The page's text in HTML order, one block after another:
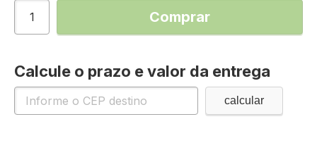
Comprar
Calcule o prazo e valor da entrega